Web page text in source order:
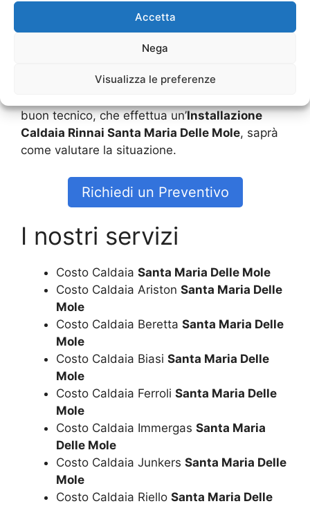
Accetta
Nega
Visualizza le preferenze
Durante l’Installazione Caldaia Rinnai Santa
il tecnico andrà dunque a
avere un utilizzo che sia sicuro. Ovviamente la
buon tecnico, che effettua un’Installazione
Caldaia Rinnai Santa Maria Delle Mole, saprà
come valutare la situazione.
Richiedi un Preventivo
I nostri servizi
Costo Caldaia Santa Maria Delle Mole
Costo Caldaia Ariston Santa Maria Delle
Mole
Costo Caldaia Beretta Santa Maria Delle
Mole
Costo Caldaia Biasi Santa Maria Delle
Mole
Costo Caldaia Ferroli Santa Maria Delle
Mole
Costo Caldaia Immergas Santa Maria
Delle Mole
Costo Caldaia Junkers Santa Maria Delle
Mole
Costo Caldaia Riello Santa Maria Delle